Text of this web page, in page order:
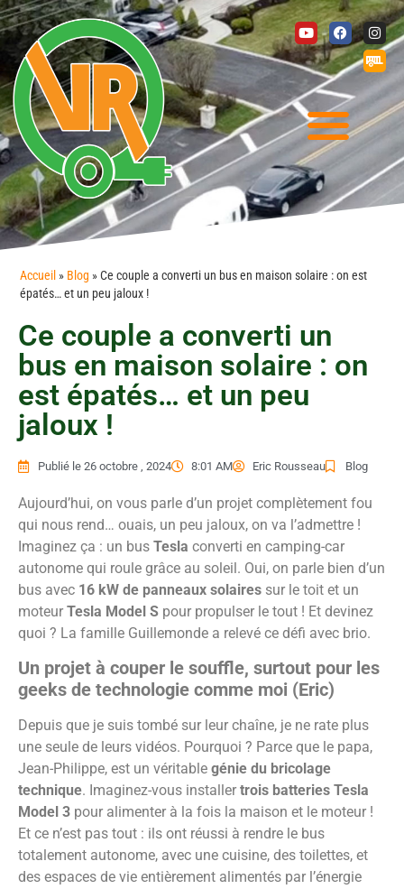
Accueil » Blog »Ce couple a converti un bus en maison solaire : on est
épatés… et un peu jaloux !
Ce couple a converti un
bus en maison solaire : on
est épatés… et un peu
jaloux !
Publié le 26 octobre , 2024 8:01 AM Eric Rousseau Blog
Aujourd’hui, on vous parle d’un projet complètement fou
qui nous rend… ouais, un peu jaloux, on va l’admettre !
Imaginez ça : un bus Tesla converti en camping-car
autonome qui roule grâce au soleil. Oui, on parle bien d’un
bus avec 16 kW de panneaux solaires sur le toit et un
moteur Tesla Model S pour propulser le tout ! Et devinez
quoi ? La famille Guillemonde a relevé ce défi avec brio.
Un projet à couper le souffle, surtout pour les
geeks de technologie comme moi (Eric)
Depuis que je suis tombé sur leur chaîne, je ne rate plus
une seule de leurs vidéos. Pourquoi ? Parce que le papa,
Jean-Philippe, est un véritable génie du bricolage
technique. Imaginez-vous installer trois batteries Tesla
Model 3 pour alimenter à la fois la maison et le moteur !
Et ce n’est pas tout : ils ont réussi à rendre le bus
totalement autonome, avec une cuisine, des toilettes, et
des espaces de vie entièrement alimentés par l’énergie